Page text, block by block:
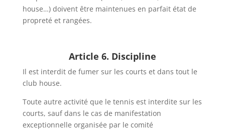
house…) doivent être maintenues en parfait état de
propreté et rangées.
Article 6. Discipline
Il est interdit de fumer sur les courts et dans tout le
club house.
Toute autre activité que le tennis est interdite sur les
courts, sauf dans le cas de manifestation
exceptionnelle organisée par le comité